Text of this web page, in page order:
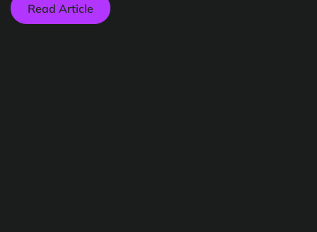
Read Article